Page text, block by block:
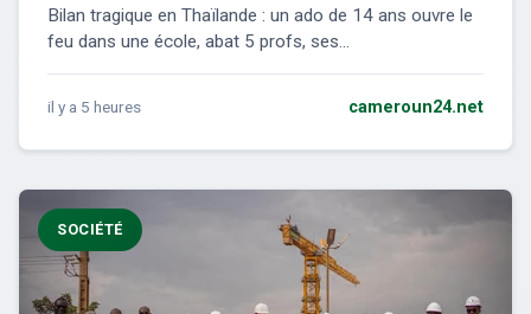
Bilan tragique en Thaïlande : un ado de 14 ans ouvre le
feu dans une école, abat 5 profs, ses...
il y a 5 heures cameroun24.net
SOCIÉTÉ